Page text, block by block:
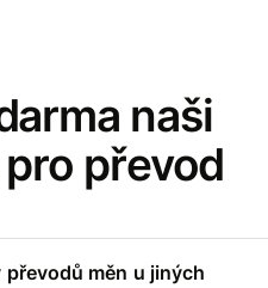
naši
převod
měn u jiných